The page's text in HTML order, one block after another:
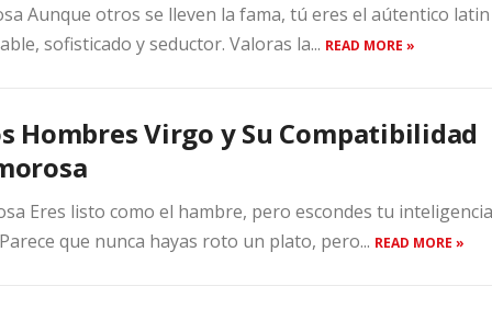
Aunque otros se lleven la fama, tú eres el aútentico latin
sofisticado y seductor. Valoras la... READ MORE »
Hombres Virgo y Su Compatibilidad
Eres listo como el hambre, pero escondes tu inteligencia
que nunca hayas roto un plato, pero... READ MORE »